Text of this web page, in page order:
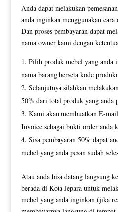
Anda dapat melakukan
anda inginkan menggunakan
Dan proses pembayaran dapat
nama owner kami dengan
Pilih produk mebel yang anda
nama barang berseta kode
Selanjutnya silahkan
50% dari total produk yang anda
Kami akan membuatkan E-
Invoice sebagai bukti order anda
Sisa pembayaran 50% dapat
mebel yang anda pesan sudah
Atau anda bisa datang langsung
berada di Kota Jepara untuk
mebel yang anda inginkan (jika